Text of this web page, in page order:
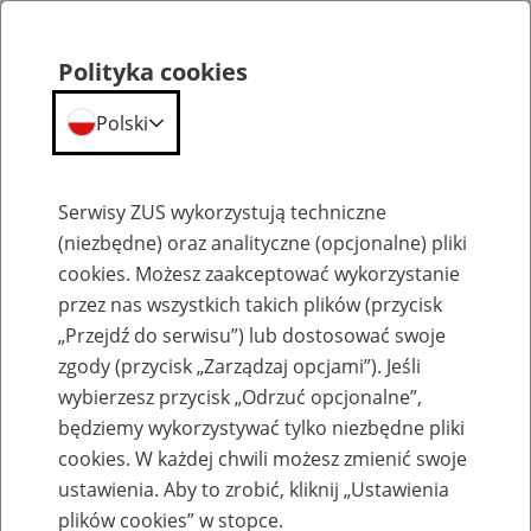
Umowa z Izraelem o zabezpieczeniu społecznym
Umowa z Izraelem o
zabezpieczeniu społecznym -
Polityka cookies
Polski
Serwisy ZUS wykorzystują techniczne
(niezbędne) oraz analityczne (opcjonalne) pliki
cookies. Możesz zaakceptować wykorzystanie
przez nas wszystkich takich plików (przycisk
„Przejdź do serwisu”) lub dostosować swoje
zgody (przycisk „Zarządzaj opcjami”). Jeśli
wybierzesz przycisk „Odrzuć opcjonalne”,
będziemy wykorzystywać tylko niezbędne pliki
cookies. W każdej chwili możesz zmienić swoje
ustawienia. Aby to zrobić, kliknij „Ustawienia
plików cookies” w stopce.